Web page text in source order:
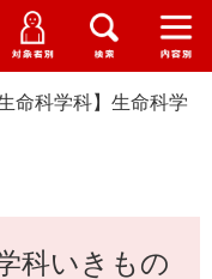
ュ
ニ
ー
ニ
ュ
ー
生命科学科】生命科学
科いきもの